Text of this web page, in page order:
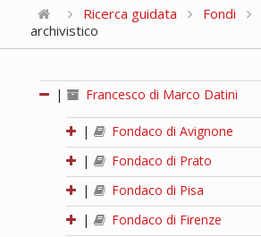
Ricerca guidata Fondi
archivistico
| Francesco di Marco Datini
|
Fondaco di Avignone
|
Fondaco di Prato
|
Fondaco di Pisa
|
Fondaco di Firenze